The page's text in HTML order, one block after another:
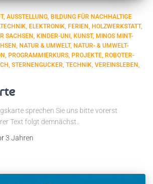
AUSSTELLUNG BILDUNG FÜR NACHHALTIGE
ELEKTRONIK FERIEN HOLZWERKSTATT
SACHSEN KINDER-UNI KUNST MINOS MINT-
NATUR & UMWELT NATUR- & UMWELT-
PROGRAMMIERKURS PROJEKTE ROBOTER-
STERNENGUCKER TECHNIK VEREINSLEBEN
sprechen Sie uns bitte vorerst
Text folgt demnächst..
3 Jahren